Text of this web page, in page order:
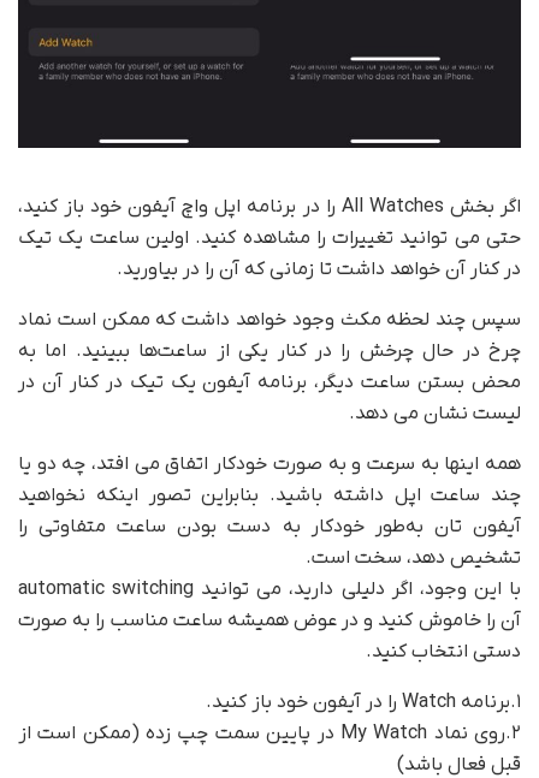
اگر بخش All Watches را در برنامه اپل واچ آیفون خود باز کنید،
حتی می توانید تغییرات را مشاهده کنید. اولین ساعت یک تیک
در کنار آن خواهد داشت تا زمانی که آن را در بیاورید.
سپس چند لحظه مکث وجود خواهد داشت که ممکن است نماد
چرخ در حال چرخش را در کنار یکی از ساعت‌ها ببینید. اما به
محض بستن ساعت دیگر، برنامه آیفون یک تیک در کنار آن در
لیست نشان می دهد.
همه اینها به سرعت و به صورت خودکار اتفاق می افتد، چه دو یا
چند ساعت اپل داشته باشید. بنابراین تصور اینکه نخواهید
آیفون تان به‌طور خودکار به دست بودن ساعت متفاوتی را
تشخیص دهد، سخت است.
با این وجود، اگر دلیلی دارید، می توانید automatic switching
آن را خاموش کنید و در عوض همیشه ساعت مناسب را به صورت
دستی انتخاب کنید.
۲.روی نماد My Watch در پایین سمت چپ زده (ممکن است از
قبل فعال باشد)